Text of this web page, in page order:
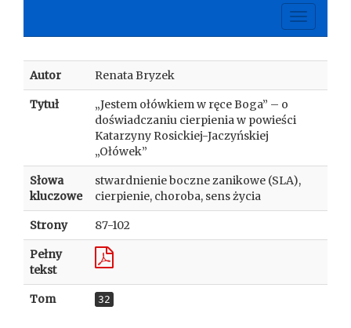
Toggle
Autor Renata Bryzek
Tytuł
„Jestem ołówkiem w ręce Boga” – o
doświadczaniu cierpienia w powieści
Katarzyny Rosickiej-Jaczyńskiej
„Ołówek”
Słowa
kluczowe
stwardnienie boczne zanikowe (SLA),
cierpienie, choroba, sens życia
Strony 87-102
Pełny
tekst
Tom 32